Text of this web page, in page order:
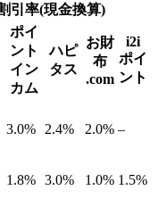
引率(現金換算)
ポイ
ント
イン
カム
ハピ
タス
お財
布
.com
i2i
ポイ
ント
3.0% 2.4% 2.0% –
1.8% 3.0% 1.0% 1.5%